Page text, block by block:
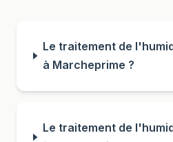
Le traitement de
à Marcheprime ?
Le traitement de